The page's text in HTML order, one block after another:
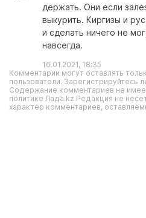
держать. Они если
выкурить. Киргизы и
и сделать ничего не
навсегда.
16.01.2021, 18:35
Комментарии могут оставлять
пользователи. Зарегистрируйтесь
Содержание комментариев не
политике Лада.kz.Редакция не
характер комментариев,